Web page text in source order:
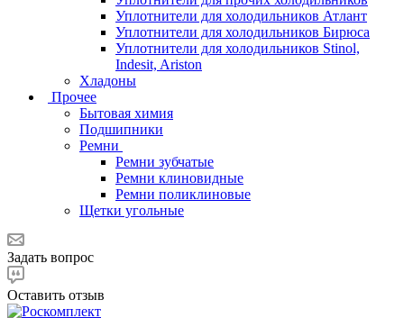
Уплотнители для холодильников Атлант
Уплотнители для холодильников Бирюса
Уплотнители для холодильников Stinol,
Indesit, Ariston
Хладоны
Прочее
Бытовая химия
Подшипники
Ремни
Ремни зубчатые
Ремни клиновидные
Ремни поликлиновые
Щетки угольные
Задать вопрос
Оставить отзыв